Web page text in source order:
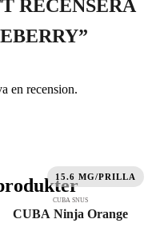
RECENSERA
en recension.
15.6 MG/PRILLA
CUBA SNUS
CUBA Ninja Orange